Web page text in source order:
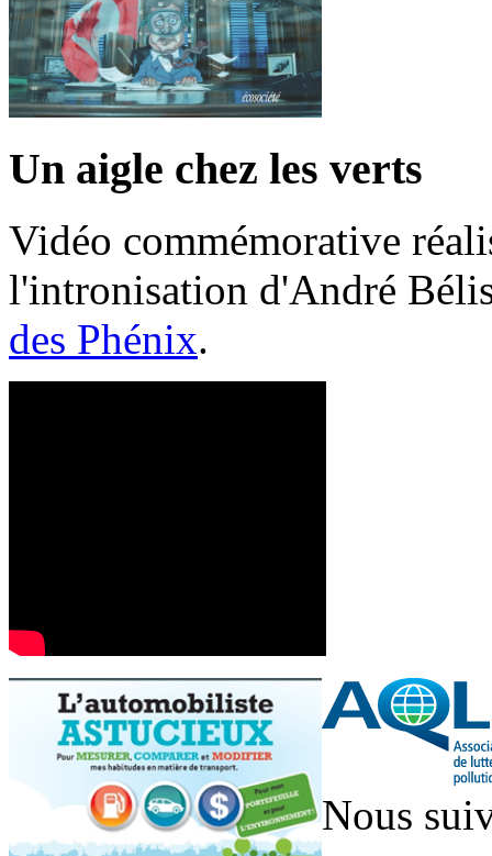
Un aigle chez les verts
Vidéo commémorative
l'intronisation d'André
des Phénix.
Nous